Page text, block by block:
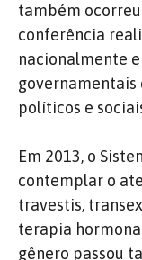
também ocorreu
conferência
nacionalmente
governamentais
políticos e
Em 2013, o
contemplar o
travestis,
terapia
gênero passou